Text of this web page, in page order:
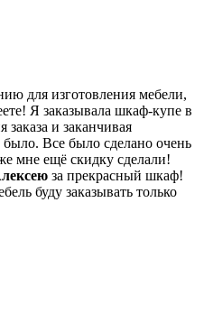
для изготовления мебели,
Я заказывала шкаф-купе в
и заканчивая
Все было сделано очень
мне ещё скидку сделали!
за прекрасный шкаф!
буду заказывать только